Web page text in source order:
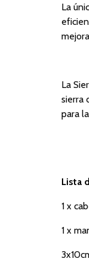
La
La
sierra
para
Lista
1 x
1 x